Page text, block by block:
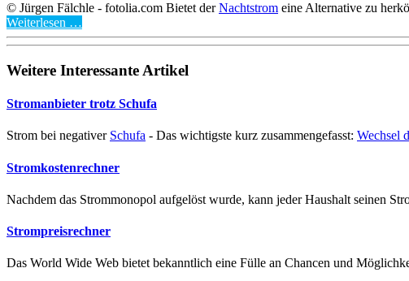
© Jürgen Fälchle - fotolia.com Bietet derNachtstrom eine Alternative zu
Weiterlesen …
Weitere Interessante Artikel
Stromanbieter trotz Schufa
Strom bei negativer Schufa - Das wichtigste kurz zusammengefasst: Wechsel
Stromkostenrechner
Nachdem das Strommonopol aufgelöst wurde, kann jeder Haushalt seinen
Strompreisrechner
Das World Wide Web bietet bekanntlich eine Fülle an Chancen und